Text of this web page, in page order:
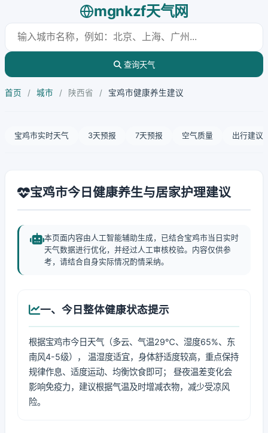
mgnkzf天气网
查询天气
首页 / 城市 / 陕西省 / 宝鸡市健康养生建议
宝鸡市实时天气 3天预报 7天预报 空气质量 出行建议
宝鸡市今日健康养生与居家护理建议
本页面内容由人工智能辅助生成，已结合宝鸡市当日实时
天气数据进行优化，并经过人工审核校验。内容仅供参
考，请结合自身实际情况酌情采纳。
一、今日整体健康状态提示
根据宝鸡市今日天气（多云、气温29℃、湿度65%、东
南风4-5级）， 温湿度适宜，身体舒适度较高，重点保持
规律作息、适度运动、均衡饮食即可； 昼夜温差变化会
影响免疫力，建议根据气温及时增减衣物，减少受凉风
险。